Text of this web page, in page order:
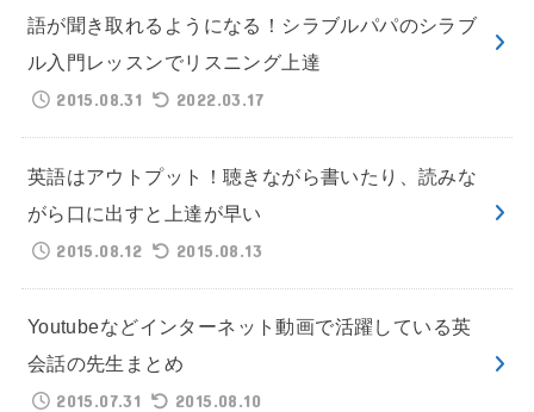
語が聞き取れるようになる！シラブルパパのシラブ
ル入門レッスンでリスニング上達
2015.08.31
2022.03.17
英語はアウトプット！聴きながら書いたり、読みな
がら口に出すと上達が早い
2015.08.12
2015.08.13
Youtubeなどインターネット動画で活躍している英
会話の先生まとめ
2015.07.31
2015.08.10